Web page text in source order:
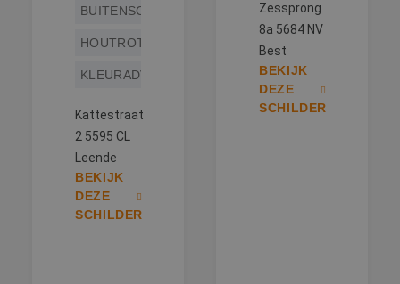
BUITENSCHILDERWERK
HOUTROTREPARATIE
KLEURADVIES
Kattestraat
2 5595 CL
Leende
BEKIJK
DEZE
SCHILDER
Zessprong
8a 5684 NV
Best
BEKIJK
DEZE
SCHILDER